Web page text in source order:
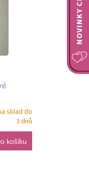
sklad do
3 dnů
košíku